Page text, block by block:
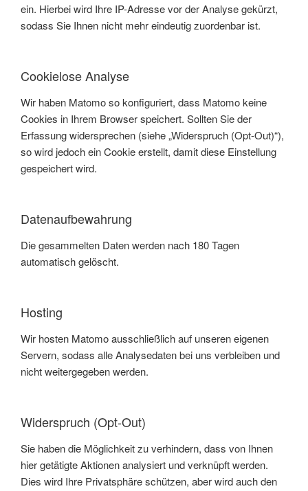
ein. Hierbei wird Ihre IP-Adresse vor der Analyse gekürzt,
sodass Sie Ihnen nicht mehr eindeutig zuordenbar ist.
Cookielose Analyse
Wir haben Matomo so konfiguriert, dass Matomo keine
Cookies in Ihrem Browser speichert. Sollten Sie der
Erfassung widersprechen (siehe „Widerspruch (Opt-Out)“),
so wird jedoch ein Cookie erstellt, damit diese Einstellung
gespeichert wird.
Datenaufbewahrung
Die gesammelten Daten werden nach 180 Tagen
automatisch gelöscht.
Hosting
Wir hosten Matomo ausschließlich auf unseren eigenen
Servern, sodass alle Analysedaten bei uns verbleiben und
nicht weitergegeben werden.
Widerspruch (Opt-Out)
Sie haben die Möglichkeit zu verhindern, dass von Ihnen
hier getätigte Aktionen analysiert und verknüpft werden.
Dies wird Ihre Privatsphäre schützen, aber wird auch den